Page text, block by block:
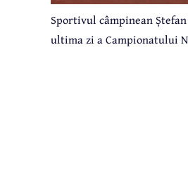
Sportivul câmpinean
ultima zi a Campionatului